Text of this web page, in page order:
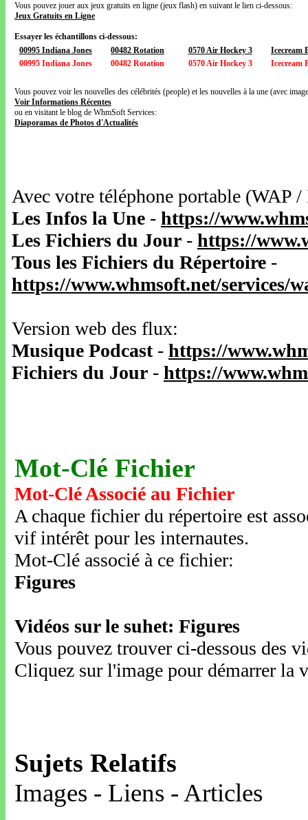
Vous pouvez jouer aux jeux gratuits en ligne (jeux flash) en suivant le lien ci-dessous:
Jeux Gratuits en Ligne
Essayer les échantillons ci-dessous:
00995 Indiana Jones
00482 Rotation 0570 Air Hockey 3
Icecream
00995 Indiana Jones
00482 Rotation 0570 Air Hockey 3 Icecream
Vous pouvez voir les nouvelles des célébrités (people) et les nouvelles à la une (avec
Voir Informations Récentes
ou en visitant le blog de WhmSoft Services:
Diaporamas de Photos d'Actualités
Avec votre téléphone portable
Les Infos la Une - https://
Les Fichiers du Jour - https://
Tous les Fichiers du Répertoire -
https://www.whmsoft.net/services/
Version web des flux:
Musique Podcast- https://
Fichiers du Jour - https://
Mot-Clé Fichier
Mot-Clé Associé au Fichier
A chaque fichier du répertoire est
vif intérêt pour les internautes.
Mot-Clé associé à ce fichier:
Figures
Vidéos sur le suhet: Figures
Vous pouvez trouver ci-dessous des
Cliquez sur l'image pour démarrer la
Sujets Relatifs
Images - Liens - Articles